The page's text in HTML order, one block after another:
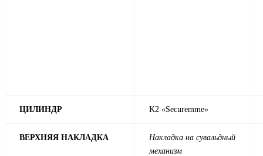
ЦИЛИНДР K2 «Securemme»
ВЕРХНЯЯ НАКЛАДКА
Накладка на сувальдный
механизм